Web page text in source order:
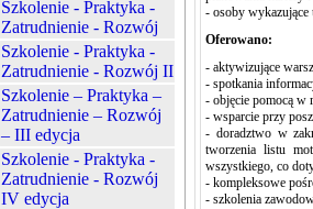
Szkolenie - Praktyka -
Zatrudnienie - Rozwój
Szkolenie - Praktyka -
Zatrudnienie - Rozwój II
Szkolenie – Praktyka –
Zatrudnienie – Rozwój
– III edycja
Szkolenie - Praktyka -
Zatrudnienie - Rozwój
IV edycja
- osoby
Oferowano:
- aktywizujące
- spotkania
- objęcie pomocą w
- wsparcie przy
- doradztwo w
tworzenia listu
wszystkiego, co
- kompleksowe
- szkolenia